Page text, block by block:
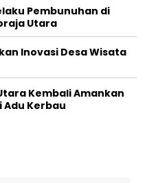
Pembunuhan di
Utara
Inovasi Desa Wisata
Kembali Amankan
Adu Kerbau